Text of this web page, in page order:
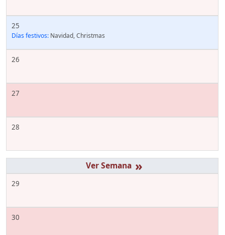
25
Días festivos: Navidad, Christmas
26
27
28
»
29
30